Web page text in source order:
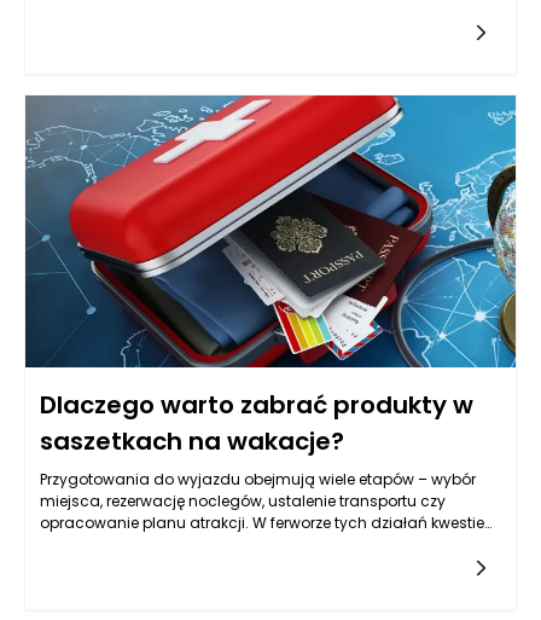
warto sprawdzić, gdzie faktycznie możesz stanąć, jak szeroko
otwiera się kabina, czy przy umywalce jest miejsce na
wygodne schylenie się i czy przejście nie będzie blokowane
przez wystające fronty. W tej skali nawet kilka centymetrów
różnicy w głębokości potrafi zmienić komfort użytkowania.
Meble łazienkowe powinny też rozwiązywać typowy problem
małej przestrzeni, czyli „nadmiar drobiazgów na wierzchu”. Im
lepiej zaprojektowane przechowywanie, tym mniej rzeczy stoi
na blacie, a łazienka wygląda na większą, czystszą i
spokojniejszą w odbiorze. W zamkniętych przestrzeniach
najlepiej sprawdzają się rozwiązania lekkie wizualnie, z
prostymi liniami, ale też praktyczne: łatwe do mycia, odporne
na wilgoć i takie, które pozwalają zachować porządek bez
Dlaczego warto zabrać produkty w
saszetkach na wakacje?
Przygotowania do wyjazdu obejmują wiele etapów – wybór
miejsca, rezerwację noclegów, ustalenie transportu czy
opracowanie planu atrakcji. W ferworze tych działań kwestie
właśnie one mogą zadecydować o przebiegu wypoczynku.